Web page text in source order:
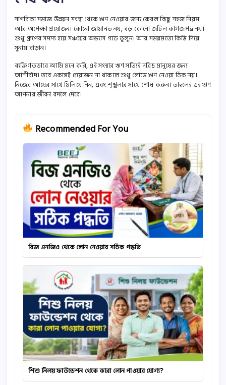
সাগরিকা সমাজ উন্নয়ন সংস্থা থেকে ঋণ নেওয়ার জন্য কেবল কিছু সহজ নিয়ম
আর অপেক্ষা প্রয়োজন। কোনো জামানত নয়, বড় কোনো জটিল কাগজপত্র নয়।
শুধু গ্রুপের সদস্য হয়ে সঞ্চয়ের অভ্যাস গড়ে তুলুন। আর সময়মতো কিস্তি দিয়ে
সুনাম বাড়ান।
ব্যক্তিগতভাবে আমি মনে করি, এই সংস্থার ঋণ সত্যিই দরিদ্র মানুষের জন্য
আশীর্বাদ। তবে একান্তই প্রয়োজন না থাকলে শুধু লোভে ঋণ নেওয়া ঠিক নয়।
নিজের আয়ের সাথে মিলিয়ে নিন, এবং শৃঙ্খলার সাথে শোধ করুন। তাহলেই এই ঋণ
আপনার জীবন বদলে দেবে।
Recommended For You
বিজ এনজিও থেকে লোন নেওয়ার সঠিক পদ্ধতি
শিশু নিলয় ফাউন্ডেশন থেকে কারা লোন পাওয়ার যোগ্য?